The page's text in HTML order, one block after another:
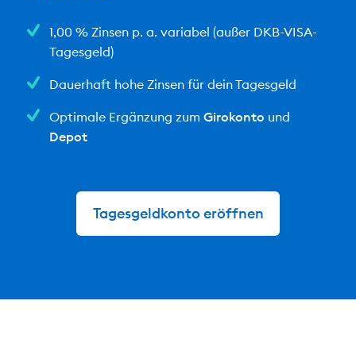
1,00 % Zinsen p. a. variabel (außer DKB-VISA-
Tagesgeld)
Dauerhaft hohe Zinsen für dein Tagesgeld
Optimale Ergänzung zum Girokonto und
Depot
Tagesgeldkonto eröffnen